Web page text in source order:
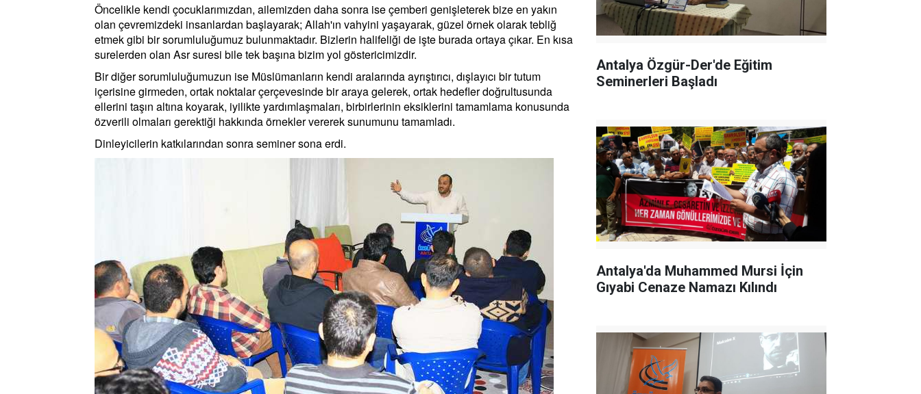
Öncelikle kendi çocuklarımızdan, ailemizden daha sonra ise çemberi genişleterek bize en yakın
olan çevremizdeki insanlardan başlayarak; Allah'ın vahyini yaşayarak, güzel örnek olarak tebliğ
etmek gibi bir sorumluluğumuz bulunmaktadır. Bizlerin halifeliği de işte burada ortaya çıkar. En kısa
surelerden olan Asr suresi bile tek başına bizim yol göstericimizdir.
Bir diğer sorumluluğumuzun ise Müslümanların kendi aralarında ayrıştırıcı, dışlayıcı bir tutum
içerisine girmeden, ortak noktalar çerçevesinde bir araya gelerek, ortak hedefler doğrultusunda
ellerini taşın altına koyarak, iyilikte yardımlaşmaları, birbirlerinin eksiklerini tamamlama konusunda
özverili olmaları gerektiği hakkında örnekler vererek sunumunu tamamladı.
Dinleyicilerin katkılarından sonra seminer sona erdi.
Antalya Özgür-Der'de Eğitim
Seminerleri Başladı
Antalya'da Muhammed Mursi İçin
Gıyabi Cenaze Namazı Kılındı